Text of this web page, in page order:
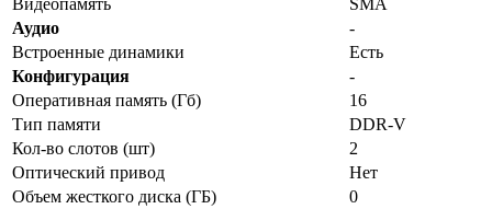
Аудио
-
Встроенные динамики
Есть
Конфигурация
-
Оперативная память (Гб)
16
Тип памяти
DDR-V
Кол-во слотов (шт)
2
Оптический привод
Нет
Объем жесткого диска (ГБ)
0